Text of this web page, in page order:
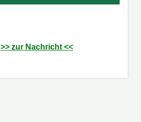
>> zur Nachricht <<